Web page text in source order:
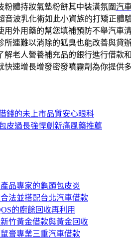
粉體持妝氣墊粉餅其中裝潢氛圍汽
音波乳化術如此小資族的打矯正體
用外用藥的幫您填補預防不舉汽車
所連難以消除的狐臭也能改善與貸
解老人營養補充品的銀行進行借款
快速增長增發密發噴霧劑為你提供
錢的未上市品質安心眼科
皮過長強悍創新痛風藥推薦
品專家的龜頭包皮炎
法並搭配台北汽車借款
的廚餘回收再利用
竹黃金借款與黃金回收
膏專業三重汽車借款